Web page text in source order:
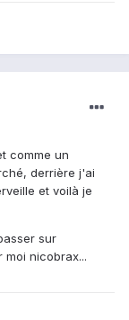
comme un
derrière j'ai
et voilà je
sur
nicobrax...